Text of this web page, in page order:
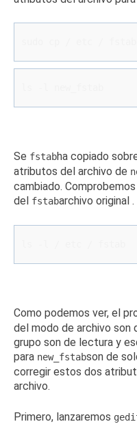
Se fstabha copiado
atributos del archivo de
cambiado.
del fstabarchivo original .
Como podemos ver, el
del modo de archivo son
grupo son de lectura y
para new_fstabson de
corregir estos dos
archivo.
Primero, lanzaremos